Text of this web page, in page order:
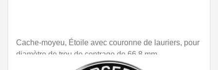
Cache-moyeu, Étoile avec couronne de lauriers, pour
diamètre de trou de centrage de 66,8 mm